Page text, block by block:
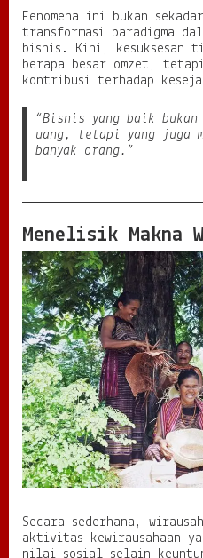
t
r
i
s
n
d
n
K
e
p
e
d
u
l
i
a
n
y
a
n
g
M
e
u
m
b
Fenomena ini bukan
transformasi paradigma
bisnis. Kini, kesuksesan
berapa besar omzet,
kontribusi terhadap
“Bisnis yang baik bukan
uang, tetapi yang juga
banyak orang.”
Menelisik Makna
Secara sederhana,
aktivitas kewirausahaan
nilai sosial selain